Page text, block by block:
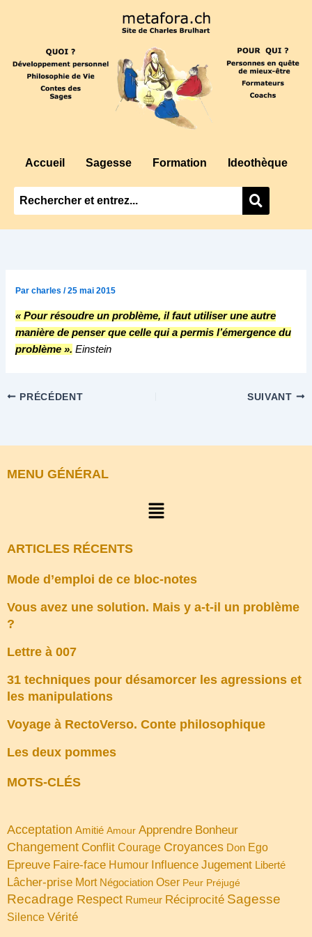
Accueil Sagesse Formation Ideothèque
Parcharles/25 mai 2015
« Pour résoudre un problème, il faut utiliser une autre
manière de penser que celle qui a permis l’émergence du
problème ». Einstein
PRÉCÉDENT SUIVANT
MENU GÉNÉRAL
Menu
ARTICLES RÉCENTS
Mode d’emploi de ce bloc-notes
Vous avez une solution. Mais y a-t-il un problème
?
Lettre à 007
31 techniques pour désamorcer les agressions et
les manipulations
Voyage à RectoVerso. Conte philosophique
Les deux pommes
MOTS-CLÉS
Acceptation Amitié Amour Apprendre Bonheur
Changement Conflit Courage Croyances Don Ego
Epreuve Faire-face Humour Influence Jugement Liberté
Lâcher-prise Mort Négociation Oser Peur Préjugé
Recadrage Respect Rumeur Réciprocité Sagesse
Silence Vérité